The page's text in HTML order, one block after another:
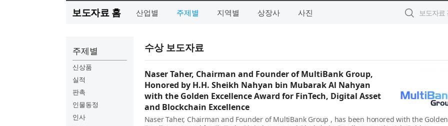
보도자료 홈 산업별 주제별 지역별 상장사 사진
주제별
신상품
실적
판촉
인물동정
인사
수상 보도자료
Naser Taher, Chairman and Founder of MultiBank Group,
Honored by H.H. Sheikh Nahyan bin Mubarak Al Nahyan
with the Golden Excellence Award for FinTech, Digital Asset
and Blockchain Excellence
Naser Taher, Chairman and Founder of MultiBank Group , has been honored with the Golden